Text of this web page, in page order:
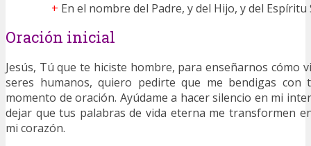
+ En el nombre del Padre, y del Hijo, y del Espíritu
Oración inicial
Jesús, Tú que te hiciste hombre, para enseñarnos cómo
seres humanos, quiero pedirte que me bendigas con
momento de oración. Ayúdame a hacer silencio en mi
dejar que tus palabras de vida eterna me transformen
mi corazón.